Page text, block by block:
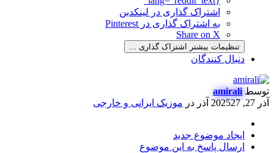
اشتراک گذاری در لینکدین
به اشتراک گذاری در Pinterest
Share on X
تنظیمات بیشتر اشتراک گذاری ...
دنبال کنندگان
توسطamirali
آذر 27, 2025
27 آذر در موزیک ایرانی و خارجی
ایجاد موضوع جدید
ارسال پاسخ به این موضوع